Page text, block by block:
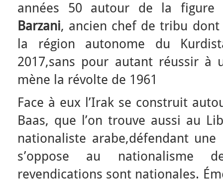
années 50 autour de la
Barzani, ancien chef de tribu
la région autonome du
2017,sans pour autant réussir à
mène la révolte de 1961
Face à eux l’Irak se construit
Baas, que l’on trouve aussi au
nationaliste arabe,défendant
s’oppose au nationalisme
revendications sont nationales.